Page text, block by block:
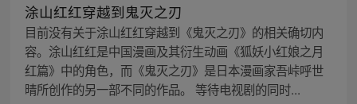
涂山红红穿越到鬼灭之刃
目前没有关于涂山红红穿越到《鬼灭之刃》的相关确切内
容。涂山红红是中国漫画及其衍生动画《狐妖小红娘之月
红篇》中的角色，而《鬼灭之刃》是日本漫画家吾峠呼世
晴所创作的另一部不同的作品。 等待电视剧的同时...